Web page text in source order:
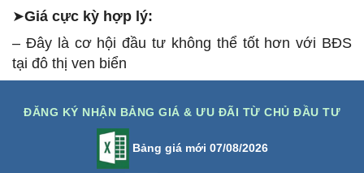
➤Giá cực kỳ hợp lý:
– Đây là cơ hội đầu tư không thể tốt hơn với BĐS
tại đô thị ven biển
ĐĂNG KÝ NHẬN BẢNG GIÁ & ƯU ĐÃI TỪ CHỦ ĐẦU TƯ
Bảng giá mới 07/08/2026